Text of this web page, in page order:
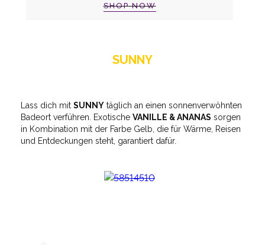
SHOP NOW
SUNNY
Lass dich mit SUNNY täglich an einen sonnenverwöhnten
Badeort verführen. Exotische VANILLE & ANANAS sorgen
in Kombination mit der Farbe Gelb, die für Wärme, Reisen
und Entdeckungen steht, garantiert dafür.